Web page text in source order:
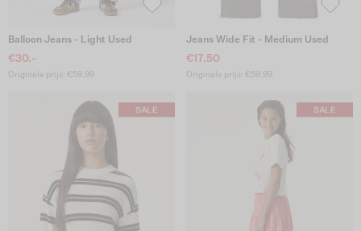
Balloon Jeans - Light Used
€30.-
Originele prijs: €59.99
Jeans Wide Fit - Medium Used
€17.50
Originele prijs: €59.99